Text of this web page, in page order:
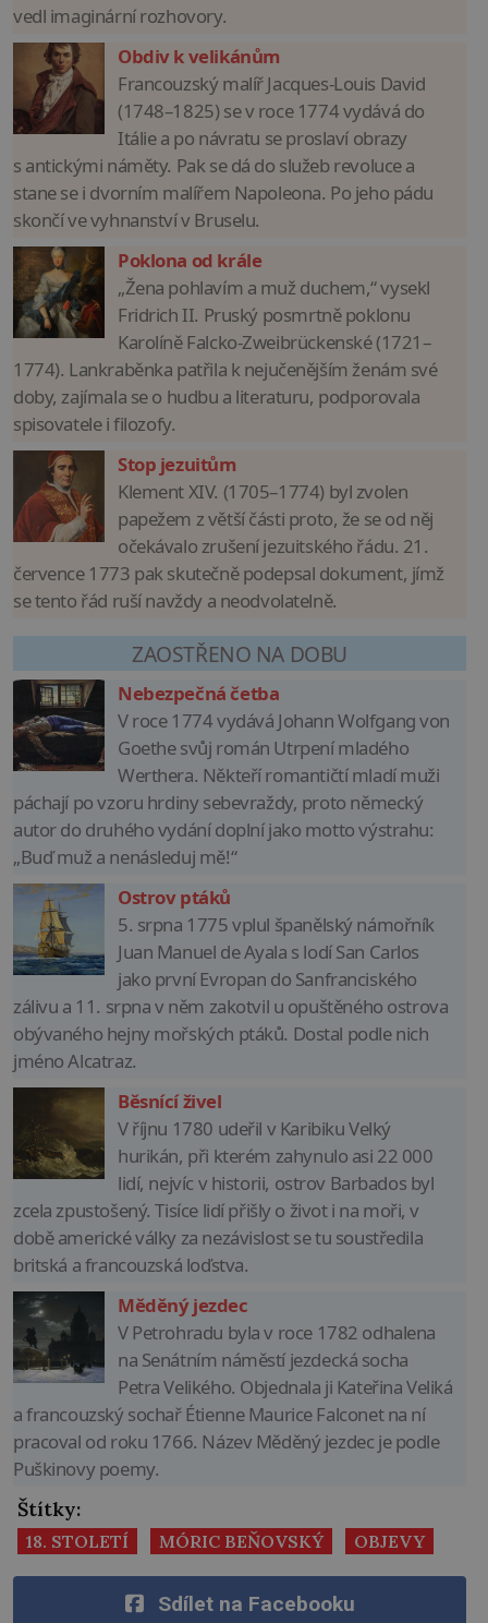
vedl imaginární rozhovory.
Obdiv k velikánům
Francouzský malíř Jacques-Louis David
(1748–1825) se v roce 1774 vydává do
Itálie a po návratu se proslaví obrazy
s antickými náměty. Pak se dá do služeb revoluce a
stane se i dvorním malířem Napoleona. Po jeho pádu
skončí ve vyhnanství v Bruselu.
Poklona od krále
„Žena pohlavím a muž duchem,“ vysekl
Fridrich II. Pruský posmrtně poklonu
Karolíně Falcko-Zweibrückenské (1721–
1774). Lankraběnka patřila k nejučenějším ženám své
doby, zajímala se o hudbu a literaturu, podporovala
spisovatele i filozofy.
Stop jezuitům
Klement XIV. (1705–1774) byl zvolen
papežem z větší části proto, že se od něj
očekávalo zrušení jezuitského řádu. 21.
července 1773 pak skutečně podepsal dokument, jímž
se tento řád ruší navždy a neodvolatelně.
ZAOSTŘENO NA DOBU
Nebezpečná četba
V roce 1774 vydává Johann Wolfgang von
Goethe svůj román Utrpení mladého
Werthera. Někteří romantičtí mladí muži
páchají po vzoru hrdiny sebevraždy, proto německý
autor do druhého vydání doplní jako motto výstrahu:
„Buď muž a nenásleduj mě!“
Ostrov ptáků
5. srpna 1775 vplul španělský námořník
Juan Manuel de Ayala s lodí San Carlos
jako první Evropan do Sanfranciského
zálivu a 11. srpna v něm zakotvil u opuštěného ostrova
obývaného hejny mořských ptáků. Dostal podle nich
jméno Alcatraz.
Běsnící živel
V říjnu 1780 udeřil v Karibiku Velký
hurikán, při kterém zahynulo asi 22 000
lidí, nejvíc v historii, ostrov Barbados byl
zcela zpustošený. Tisíce lidí přišly o život i na moři, v
době americké války za nezávislost se tu soustředila
britská a francouzská loďstva.
Měděný jezdec
V Petrohradu byla v roce 1782 odhalena
na Senátním náměstí jezdecká socha
Petra Velikého. Objednala ji Kateřina Veliká
a francouzský sochař Étienne Maurice Falconet na ní
pracoval od roku 1766. Název Měděný jezdec je podle
Puškinovy poemy.
Štítky:
18. STOLETÍ MÓRIC BEŇOVSKÝ OBJEVY
Sdílet na Facebooku